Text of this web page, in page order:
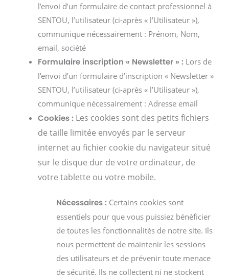
l’envoi d’un formulaire de contact professionnel à
SENTOU, l’utilisateur (ci-après « l’Utilisateur »),
communique nécessairement : Prénom, Nom,
email, société
Formulaire inscription « Newsletter » : Lors de
l’envoi d’un formulaire d’inscription « Newsletter »
SENTOU, l’utilisateur (ci-après « l’Utilisateur »),
communique nécessairement : Adresse email
Cookies : Les cookies sont des petits fichiers
de taille limitée envoyés par le serveur
internet au fichier cookie du navigateur situé
sur le disque dur de votre ordinateur, de
votre tablette ou votre mobile.
Nécessaires : Certains cookies sont
essentiels pour que vous puissiez bénéficier
de toutes les fonctionnalités de notre site. Ils
nous permettent de maintenir les sessions
des utilisateurs et de prévenir toute menace
de sécurité. Ils ne collectent ni ne stockent